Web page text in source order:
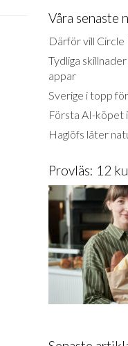
Våra senaste
Därför vill Circle
Tydliga
appar
Sverige i topp
Första AI-köpet
Haglöfs låter
Provläs: 12